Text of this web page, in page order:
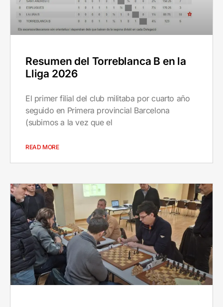
Resumen del Torreblanca B en la
Lliga 2026
El primer filial del club militaba por cuarto año
seguido en Primera provincial Barcelona
(subimos a la vez que el
READ MORE